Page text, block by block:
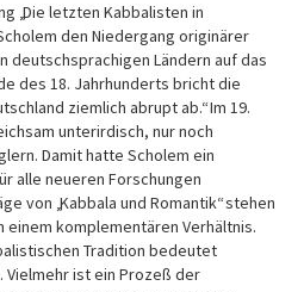
„Die letzten Kabbalisten in
den Niedergang originärer
deutschsprachigen Ländern auf das
des 18. Jahrhunderts bricht die
ziemlich abrupt ab.“ Im 19.
unterirdisch, nur noch
Damit hatte Scholem ein
alle neueren Forschungen
von „Kabbala und Romantik“ stehen
einem komplementären Verhältnis.
Tradition bedeutet
ist ein Prozeß der